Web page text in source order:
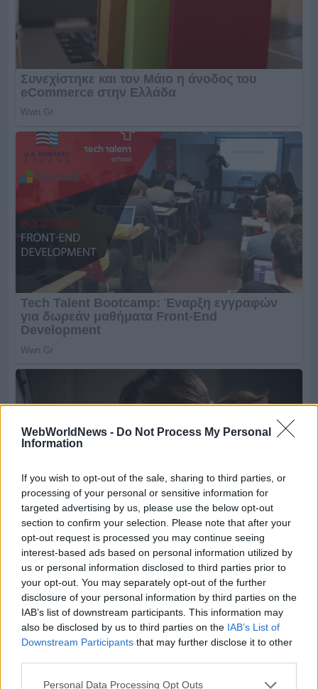
WebWorldNews - Do Not Process My Personal
Information
If you wish to opt-out of the sale, sharing to third parties, or
processing of your personal or sensitive information for
targeted advertising by us, please use the below opt-out
section to confirm your selection. Please note that after your
opt-out request is processed you may continue seeing
interest-based ads based on personal information utilized by
us or personal information disclosed to third parties prior to
your opt-out. You may separately opt-out of the further
disclosure of your personal information by third parties on the
IAB’s list of downstream participants. This information may
also be disclosed by us to third parties on the IAB’s List of
Downstream Participants that may further disclose it to other
Personal Data Processing Opt Outs